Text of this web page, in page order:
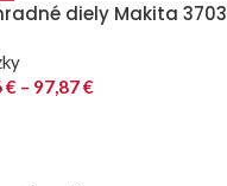
diely Makita 3703
€ – 97,87€